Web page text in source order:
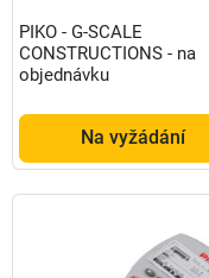
PIKO - G-SCALE
CONSTRUCTIONS - na
objednávku
Na vyžádání